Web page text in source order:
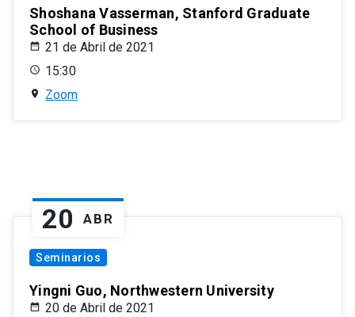
Shoshana Vasserman, Stanford Graduate
School of Business
21 de Abril de 2021
15:30
Zoom
20 ABR
Seminarios
Yingni Guo, Northwestern University
20 de Abril de 2021